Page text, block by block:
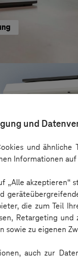
und
und ähnliche
Informationen
„Alle akzeptieren“
die zum Teil
Retargeting
sowie zu eigenen
auch zur